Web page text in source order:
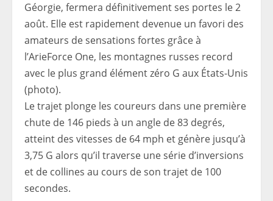
Géorgie, fermera définitivement ses portes le 2
août. Elle est rapidement devenue un favori des
amateurs de sensations fortes grâce à
l’ArieForce One, les montagnes russes record
avec le plus grand élément zéro G aux États-Unis
(photo).
Le trajet plonge les coureurs dans une première
chute de 146 pieds à un angle de 83 degrés,
atteint des vitesses de 64 mph et génère jusqu’à
3,75 G alors qu’il traverse une série d’inversions
et de collines au cours de son trajet de 100
secondes.